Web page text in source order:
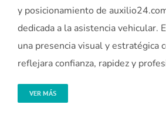
y posicionamiento de
dedicada a la asistencia vehicular.
una presencia visual y estratégica
reflejara confianza, rapidez y
VER MÁS